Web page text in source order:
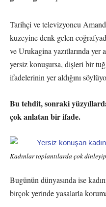
Tarihçi ve televizyoncu
kuzeyine denk gelen
ve Urukagina yazıtlarında yer
yersiz konuşursa, dişleri bir
ifadelerinin yer aldığını
Bu tehdit, sonraki
çok anlatan bir ifade.
Kadınlar toplantılarda çok
Bugünün dünyasında ise
birçok yerinde yasalarla